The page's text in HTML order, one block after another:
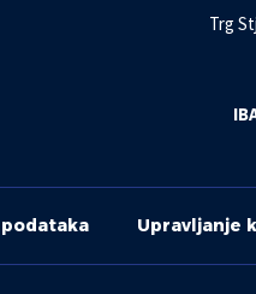
Trg
Upravljanje